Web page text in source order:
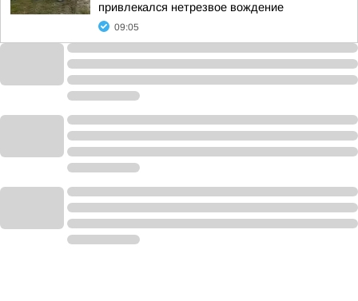
привлекался нетрезвое вождение
09:05